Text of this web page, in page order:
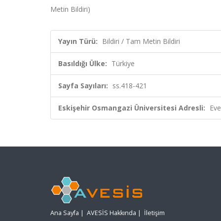
Metin Bildiri)
Yayın Türü: Bildiri / Tam Metin Bildiri
Basıldığı Ülke: Türkiye
Sayfa Sayıları: ss.418-421
Eskişehir Osmangazi Üniversitesi Adresli:
Ana Sayfa | AVESİS Hakkında | İletişim